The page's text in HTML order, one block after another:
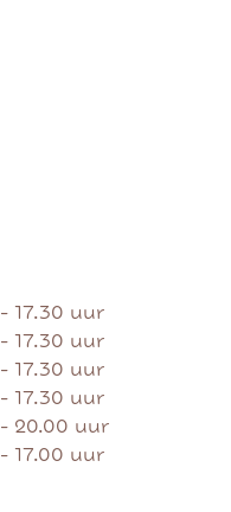
17.30 uur
17.30 uur
17.30 uur
17.30 uur
20.00 uur
17.00 uur